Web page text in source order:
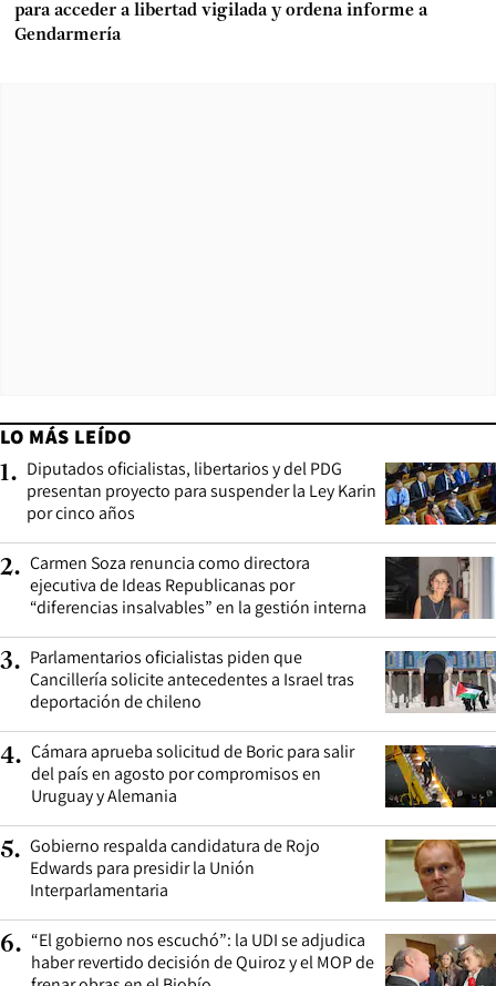
para acceder a libertad vigilada y ordena informe a
Gendarmería
LO MÁS LEÍDO
1. Diputados oficialistas, libertarios y del PDG
presentan proyecto para suspender la Ley Karin
por cinco años
2. Carmen Soza renuncia como directora
ejecutiva de Ideas Republicanas por
“diferencias insalvables” en la gestión interna
3. Parlamentarios oficialistas piden que
Cancillería solicite antecedentes a Israel tras
deportación de chileno
4. Cámara aprueba solicitud de Boric para salir
del país en agosto por compromisos en
Uruguay y Alemania
5. Gobierno respalda candidatura de Rojo
Edwards para presidir la Unión
Interparlamentaria
6. “El gobierno nos escuchó”: la UDI se adjudica
haber revertido decisión de Quiroz y el MOP de